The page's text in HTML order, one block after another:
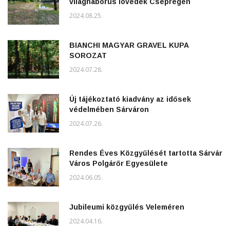
2024.08.25.
BIANCHI MAGYAR GRAVEL KUPA
SOROZAT
2024.07.28.
Új tájékoztató kiadvány az idősek
védelmében Sárváron
2024.07.26.
Rendes Éves Közgyűlését tartotta Sárvár
Város Polgárőr Egyesülete
2024.06.05.
Jubileumi közgyűlés Veleméren
2024.04.16.